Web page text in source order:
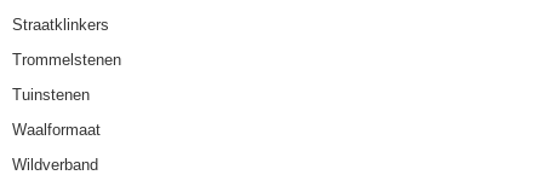
Straatklinkers
Trommelstenen
Tuinstenen
Waalformaat
Wildverband